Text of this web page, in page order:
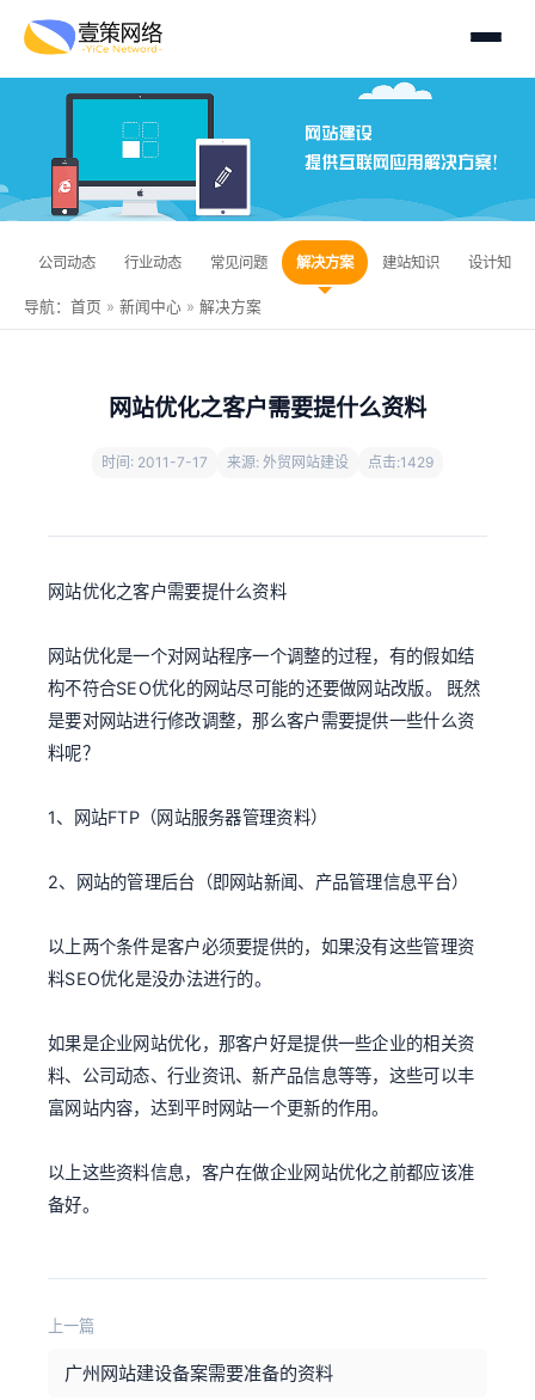
公司动态 行业动态 常见问题 解决方案 建站知识 设计知识
导航： 首页 » 新闻中心 » 解决方案
网站优化之客户需要提什么资料
时间: 2011-7-17 来源: 外贸网站建设 点击:1429
网站优化之客户需要提什么资料
网站优化是一个对网站程序一个调整的过程，有的假如结
构不符合SEO优化的网站尽可能的还要做网站改版。 既然
是要对网站进行修改调整，那么客户需要提供一些什么资
料呢？
1、网站FTP（网站服务器管理资料）
2、网站的管理后台（即网站新闻、产品管理信息平台）
以上两个条件是客户必须要提供的，如果没有这些管理资
料SEO优化是没办法进行的。
如果是企业网站优化，那客户好是提供一些企业的相关资
料、公司动态、行业资讯、新产品信息等等，这些可以丰
富网站内容，达到平时网站一个更新的作用。
以上这些资料信息，客户在做企业网站优化之前都应该准
备好。
上一篇
广州网站建设备案需要准备的资料